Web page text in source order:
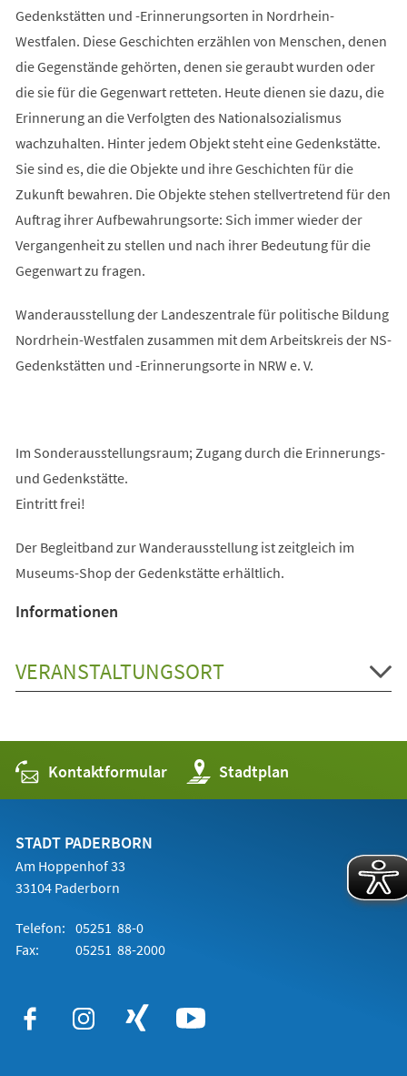
Gedenkstätten und -Erinnerungsorten in Nordrhein-
Westfalen. Diese Geschichten erzählen von Menschen, denen
die Gegenstände gehörten, denen sie geraubt wurden oder
die sie für die Gegenwart retteten. Heute dienen sie dazu, die
Erinnerung an die Verfolgten des Nationalsozialismus
wachzuhalten. Hinter jedem Objekt steht eine Gedenkstätte.
Sie sind es, die die Objekte und ihre Geschichten für die
Zukunft bewahren. Die Objekte stehen stellvertretend für den
Auftrag ihrer Aufbewahrungsorte: Sich immer wieder der
Vergangenheit zu stellen und nach ihrer Bedeutung für die
Gegenwart zu fragen.
Wanderausstellung der Landeszentrale für politische Bildung
Nordrhein-Westfalen zusammen mit dem Arbeitskreis der NS-
Gedenkstätten und -Erinnerungsorte in NRW e. V.
Im Sonderausstellungsraum; Zugang durch die Erinnerungs-
und Gedenkstätte.
Eintritt frei!
Der Begleitband zur Wanderausstellung ist zeitgleich im
Museums-Shop der Gedenkstätte erhältlich.
Informationen
VERANSTALTUNGSORT
Kontaktformular Stadtplan
(Öffnet
in
einem
STADT PADERBORN
Am Hoppenhof 33
33104 Paderborn
Telefon: 05251 88-0
Fax:
05251 88-2000